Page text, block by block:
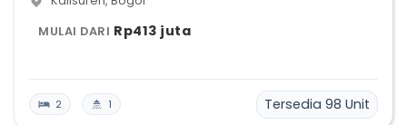
MULAI DARI Rp413 juta
2 1 Tersedia 98 Unit